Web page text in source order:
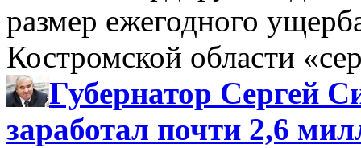
размер ежегодного
Костромской области
Губернатор Сергей
заработал почти 2,6